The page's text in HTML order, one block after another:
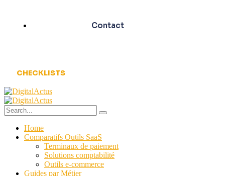
Contact
CHECKLISTS
Home
Comparatifs Outils SaaS
Terminaux de paiement
Solutions comptabilité
Outils e-commerce
Guides par Métier